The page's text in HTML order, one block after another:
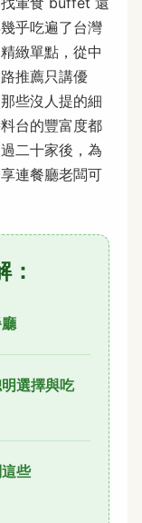
乎吃遍了台灣
緻單點，從中
推薦只講優
些沒人提的細
台的豐富度都
二十家後，為
連餐廳老闆可
選擇與吃
些